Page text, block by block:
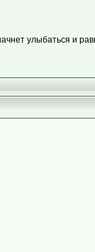
улыбаться и